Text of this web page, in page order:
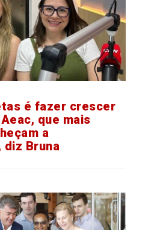
é fazer crescer
que mais
a
diz Bruna